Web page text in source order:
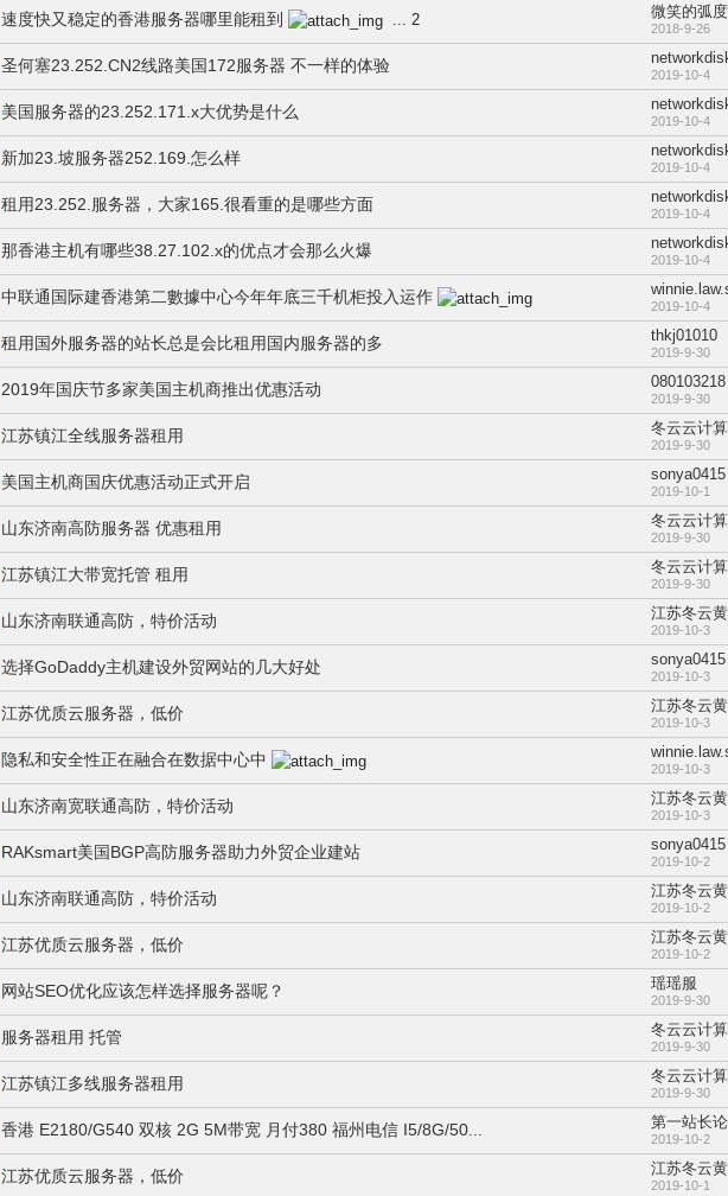
速度快又稳定的香港服务器哪里能租到 ... 2 微笑的弧
2018-9-26
圣何塞23.252.CN2线路美国172服务器 不一样的体验 2019-10-4
美国服务器的23.252.171.x大优势是什么 2019-10-4
新加23.坡服务器252.169.怎么样 2019-10-4
租用23.252.服务器，大家165.很看重的是哪些方面 2019-10-4
那香港主机有哪些38.27.102.x的优点才会那么火爆 2019-10-4
中联通国际建香港第二數據中心今年年底三千机柜投入运作 2019-10-4
租用国外服务器的站长总是会比租用国内服务器的多 thkj01010
2019-9-30
2019年国庆节多家美国主机商推出优惠活动 080103218
2019-9-30
江苏镇江全线服务器租用 冬云云计
2019-9-30
美国主机商国庆优惠活动正式开启 sonya0415
2019-10-1
山东济南高防服务器 优惠租用 冬云云计
2019-9-30
江苏镇江大带宽托管 租用 冬云云计
2019-9-30
山东济南联通高防，特价活动 江苏冬云
2019-10-3
选择GoDaddy主机建设外贸网站的几大好处 sonya0415
2019-10-3
江苏优质云服务器，低价 江苏冬云
2019-10-3
隐私和安全性正在融合在数据中心中 2019-10-3
山东济南宽联通高防，特价活动 江苏冬云
2019-10-3
RAKsmart美国BGP高防服务器助力外贸企业建站 sonya0415
2019-10-2
山东济南联通高防，特价活动 江苏冬云
2019-10-2
江苏优质云服务器，低价 江苏冬云
2019-10-2
网站SEO优化应该怎样选择服务器呢？ 瑶瑶服
2019-9-30
服务器租用 托管 冬云云计
2019-9-30
江苏镇江多线服务器租用 冬云云计
2019-9-30
香港 E2180/G540 双核 2G 5M带宽 月付380 福州电信 I5/8G/50... 第一站长
2019-10-2
江苏优质云服务器，低价 江苏冬云
2019-10-1